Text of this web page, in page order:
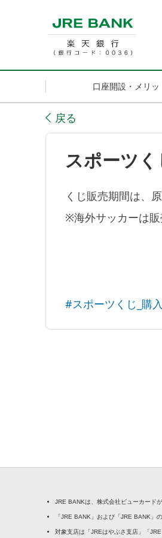
口座開設・メリッ
戻る
スポーツ
くじ販売期間は、
※海外サッカーは販
#スポーツくじ_購入
JRE BANKは、株式会社ビューカード
「JRE BANK」および「JRE BANK」
対象支店は「JREはやぶさ支店」「